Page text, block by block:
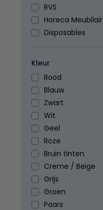
RVS
Horeca Meubilair
Disposables
Kleur
Rood
Blauw
Zwart
Wit
Geel
Roze
Bruin tinten
Creme / Beige
Grijs
Groen
Paars